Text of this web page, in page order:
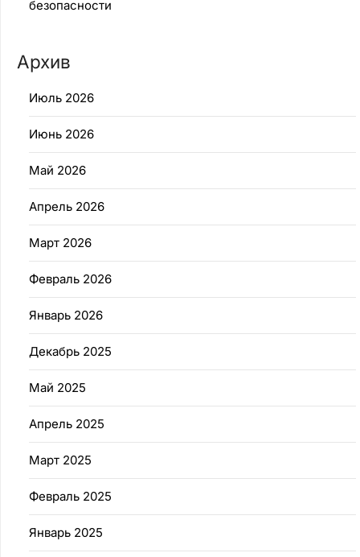
безопасности
Архив
Июль 2026
Июнь 2026
Май 2026
Апрель 2026
Март 2026
Февраль 2026
Январь 2026
Декабрь 2025
Май 2025
Апрель 2025
Март 2025
Февраль 2025
Январь 2025